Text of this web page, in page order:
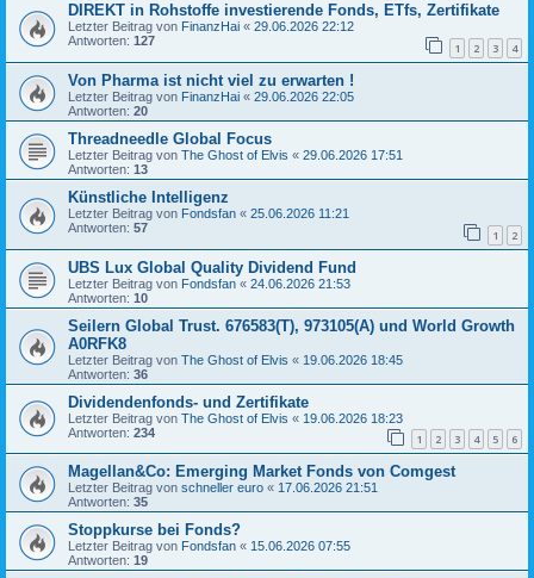
DIREKT in Rohstoffe investierende Fonds, ETfs, Zertifikate
Letzter Beitrag von FinanzHai « 29.06.2026 22:12
Antworten: 127 1 2 3 4
Von Pharma ist nicht viel zu erwarten !
Letzter Beitrag von FinanzHai « 29.06.2026 22:05
Antworten: 20
Threadneedle Global Focus
Letzter Beitrag von The Ghost of Elvis « 29.06.2026 17:51
Antworten: 13
Künstliche Intelligenz
Letzter Beitrag von Fondsfan « 25.06.2026 11:21
Antworten: 57 1 2
UBS Lux Global Quality Dividend Fund
Letzter Beitrag von Fondsfan « 24.06.2026 21:53
Antworten: 10
Seilern Global Trust. 676583(T), 973105(A) und World Growth
A0RFK8
Letzter Beitrag von The Ghost of Elvis « 19.06.2026 18:45
Antworten: 36
Dividendenfonds- und Zertifikate
Letzter Beitrag von The Ghost of Elvis « 19.06.2026 18:23
Antworten: 234 1 2 3 4 5 6
Magellan&Co: Emerging Market Fonds von Comgest
Letzter Beitrag von schneller euro « 17.06.2026 21:51
Antworten: 35
Stoppkurse bei Fonds?
Letzter Beitrag von Fondsfan « 15.06.2026 07:55
Antworten: 19